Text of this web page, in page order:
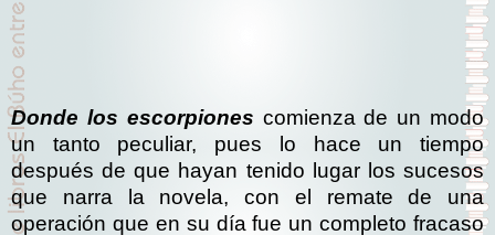
Donde los escorpiones comienza de un modo
un tanto peculiar, pues lo hace un tiempo
después de que hayan tenido lugar los sucesos
que narra la novela, con el remate de una
operación que en su día fue un completo fracaso